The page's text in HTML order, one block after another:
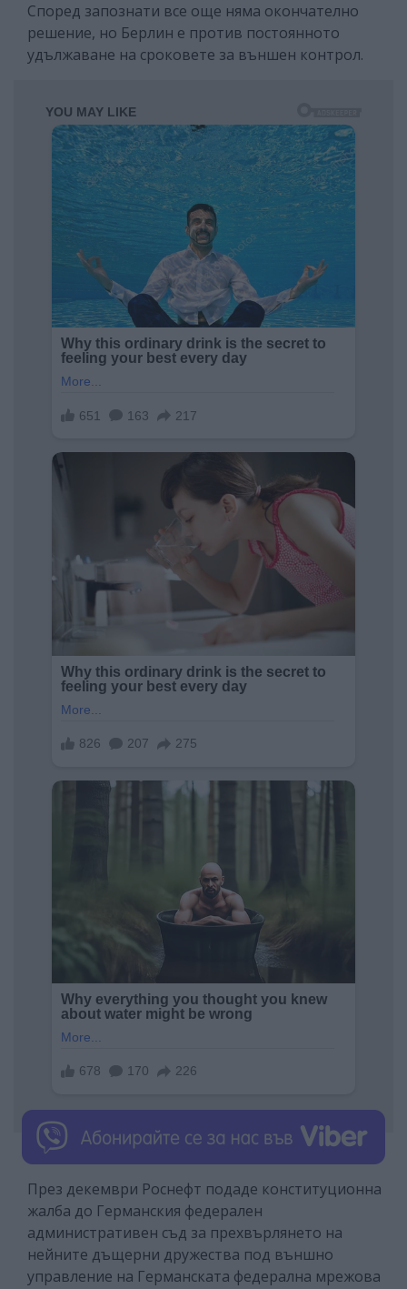
Според запознати все още няма окончателно
решение, но Берлин е против постоянното
удължаване на сроковете за външен контрол.
През декември Роснефт подаде конституционна
жалба до Германския федерален
административен съд за прехвърлянето на
нейните дъщерни дружества под външно
управление на Германската федерална мрежова